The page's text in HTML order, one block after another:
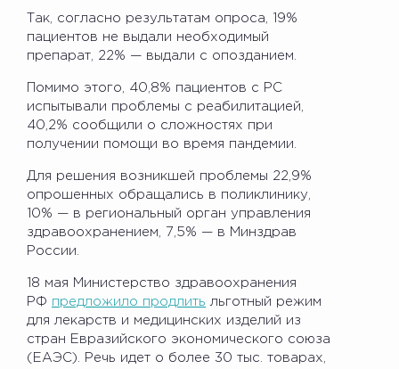
Так, согласно результатам опроса, 19%
пациентов не выдали необходимый
препарат, 22% — выдали с опозданием.
Помимо этого, 40,8% пациентов с РС
испытывали проблемы с реабилитацией,
40,2% сообщили о сложностях при
получении помощи во время пандемии.
Для решения возникшей проблемы 22,9%
опрошенных обращались в поликлинику,
10% — в региональный орган управления
здравоохранением, 7,5% — в Минздрав
России.
18 мая Министерство здравоохранения
РФ предложило продлить льготный режим
для лекарств и медицинских изделий из
стран Евразийского экономического союза
(ЕАЭС). Речь идет о более 30 тыс. товарах,